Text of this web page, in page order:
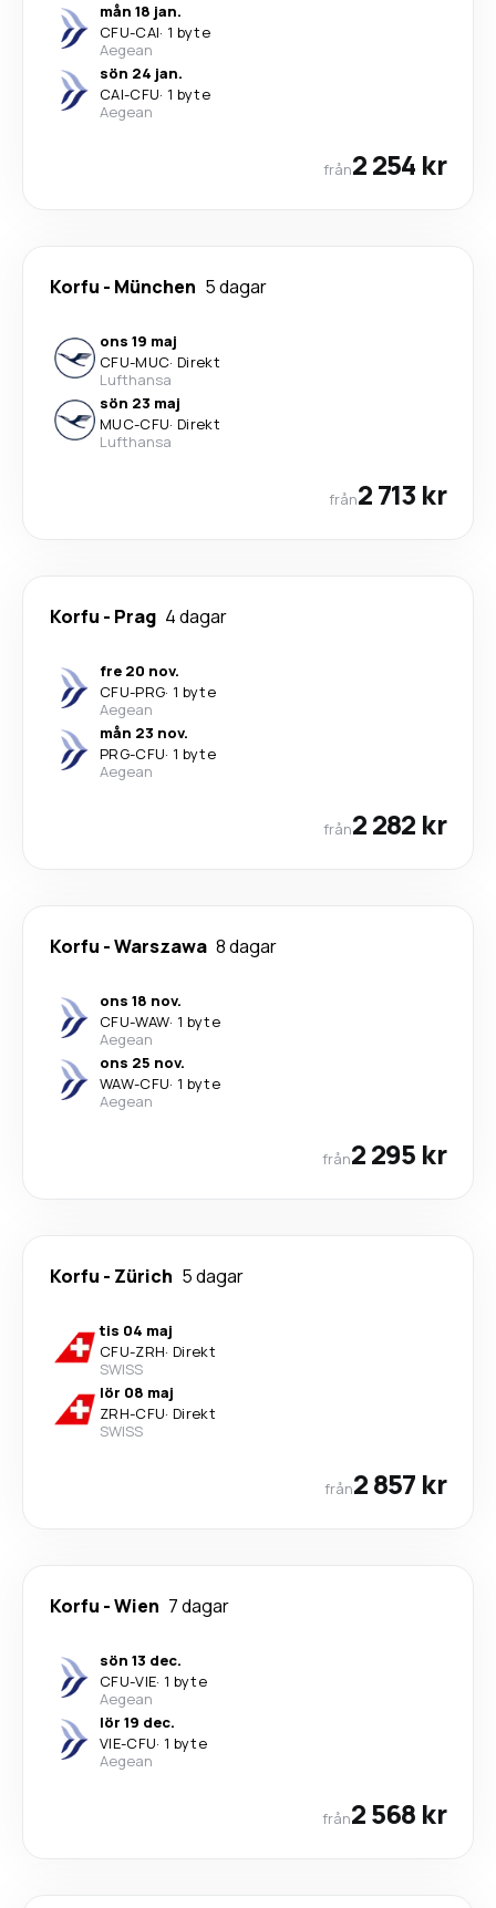
mån 18 jan.
CFU-CAI· 1 byte
Aegean
sön 24 jan.
CAI-CFU· 1 byte
Aegean
från2 254 kr
Korfu - München 5 dagar
ons 19 maj
CFU-MUC· Direkt
Lufthansa
sön 23 maj
MUC-CFU· Direkt
Lufthansa
från2 713 kr
Korfu - Prag 4 dagar
fre 20 nov.
CFU-PRG· 1 byte
Aegean
mån 23 nov.
PRG-CFU· 1 byte
Aegean
från2 282 kr
Korfu -Warszawa 8 dagar
ons 18 nov.
CFU-WAW· 1 byte
Aegean
ons 25 nov.
WAW-CFU· 1 byte
Aegean
från2 295 kr
Korfu - Zürich 5 dagar
tis 04 maj
CFU-ZRH· Direkt
SWISS
lör 08 maj
ZRH-CFU· Direkt
SWISS
från2 857 kr
Korfu -Wien 7 dagar
sön 13 dec.
CFU-VIE· 1 byte
Aegean
lör 19 dec.
VIE-CFU· 1 byte
Aegean
från2 568 kr